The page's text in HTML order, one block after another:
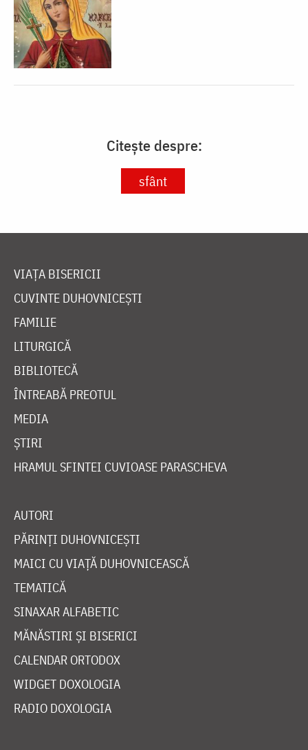
Citește despre:
sfânt
VIAȚA BISERICII
CUVINTE DUHOVNICEȘTI
FAMILIE
LITURGICĂ
BIBLIOTECĂ
ÎNTREABĂ PREOTUL
MEDIA
ȘTIRI
HRAMUL SFINTEI CUVIOASE PARASCHEVA
AUTORI
PĂRINȚI DUHOVNICEȘTI
MAICI CU VIAȚĂ DUHOVNICEASCĂ
TEMATICĂ
SINAXAR ALFABETIC
MĂNĂSTIRI ȘI BISERICI
CALENDAR ORTODOX
WIDGET DOXOLOGIA
RADIO DOXOLOGIA